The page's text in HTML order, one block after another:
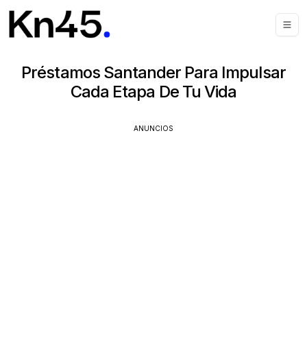
Préstamos Santander Para Impulsar
Cada Etapa De Tu Vida
ANUNCIOS